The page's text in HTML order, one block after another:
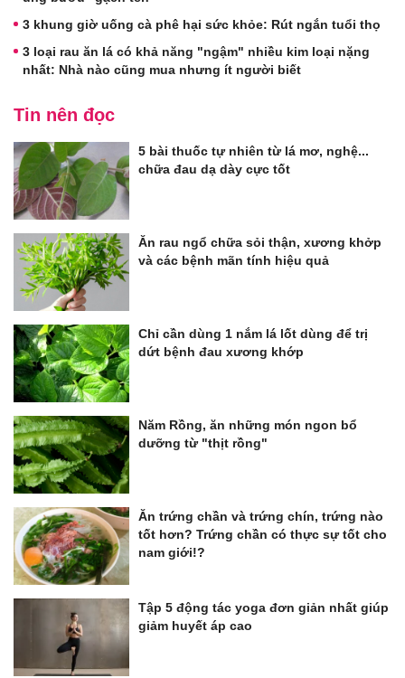
3 khung giờ uống cà phê hại sức khỏe: Rút ngắn tuổi thọ
3 loại rau ăn lá có khả năng "ngậm" nhiều kim loại nặng
nhất: Nhà nào cũng mua nhưng ít người biết
Tin nên đọc
5 bài thuốc tự nhiên từ lá mơ, nghệ...
chữa đau dạ dày cực tốt
Ăn rau ngổ chữa sỏi thận, xương khởp
và các bệnh mãn tính hiệu quả
Chỉ cần dùng 1 nắm lá lốt dùng để trị
dứt bệnh đau xương khớp
Năm Rồng, ăn những món ngon bổ
dưỡng từ "thịt rồng"
Ăn trứng chần và trứng chín, trứng nào
tốt hơn? Trứng chần có thực sự tốt cho
nam giới!?
Tập 5 động tác yoga đơn giản nhất giúp
giảm huyết áp cao